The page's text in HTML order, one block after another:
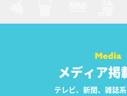
メディア掲
テレビ、新聞、雑誌